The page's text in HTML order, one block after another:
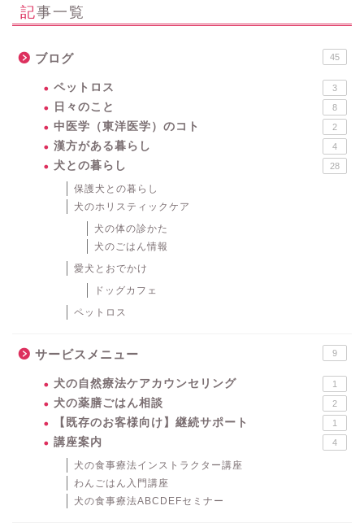
記事一覧
ブログ 45
ペットロス 3
日々のこと 8
中医学（東洋医学）のコト 2
漢方がある暮らし 4
犬との暮らし 28
保護犬との暮らし
犬のホリスティックケア
犬の体の診かた
犬のごはん情報
愛犬とおでかけ
ドッグカフェ
ペットロス
サービスメニュー 9
犬の自然療法ケアカウンセリング 1
犬の薬膳ごはん相談 2
【既存のお客様向け】継続サポート 1
講座案内 4
犬の食事療法インストラクター講座
わんごはん入門講座
犬の食事療法ABCDEFセミナー